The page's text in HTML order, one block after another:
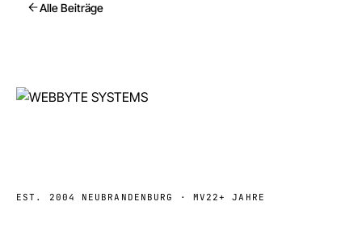
Alle Beiträge
EST. 2004 NEUBRANDENBURG · MV 22+ JAHRE